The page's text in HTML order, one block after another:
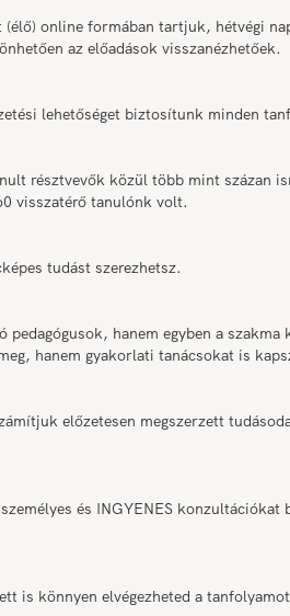
online formában tartjuk, hétvégi
az előadások visszanézhetőek.
lehetőséget biztosítunk minden
résztvevők közül több mint százan
visszatérő tanulónk volt.
tudást szerezhetsz.
pedagógusok, hanem egyben a
hanem gyakorlati tanácsokat is
előzetesen megszerzett
és INGYENES
is könnyen elvégezheted a